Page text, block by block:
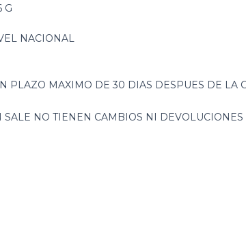
G
NACIONAL
PLAZO MAXIMO DE 30 DIAS DESPUES DE
NO TIENEN CAMBIOS NI DEVOLUCIONES